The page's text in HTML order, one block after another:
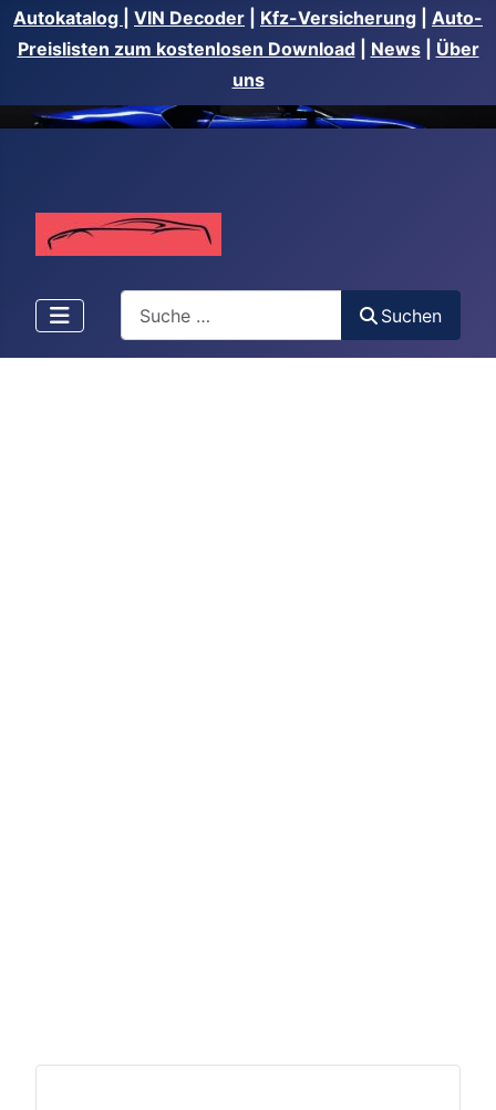
Autokatalog VIN Decoder Kfz-Versicherung
Auto-
Preislisten zum kostenlosen Download| News| Über
uns
Suchen